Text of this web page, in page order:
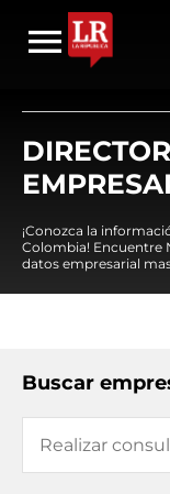
¡Conozca la
Colombia! Encuentre
datos empresarial
Buscar